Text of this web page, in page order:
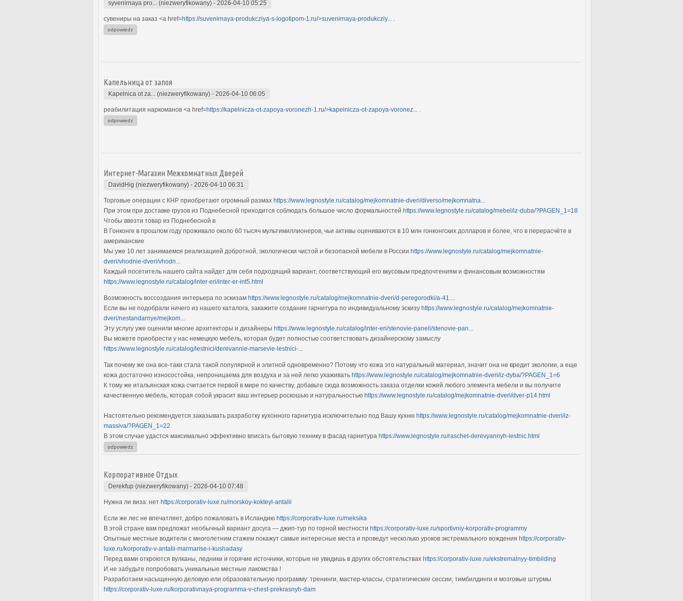
syvenirnaya pro... (niezweryfikowany) - 2026-04-10 05:25
сувениры на заказ <a href=https://suvenirnaya-produkcziya-s-logotipom-1.ru/>suvenirnaya-produkcziy...
odpowiedz
Капельница от запоя
Kapelnica ot za... (niezweryfikowany) - 2026-04-10 06:05
реабилитация наркоманов <a href=https://kapelnicza-ot-zapoya-voronezh-1.ru/>kapelnicza-ot-zapoya-voronez...
odpowiedz
Интернет-Магазин Межкомнатных Дверей
DavidHig (niezweryfikowany) - 2026-04-10 06:31
Торговые операции с КНР приобретают огромный размах https://www.legnostyle.ru/catalog/mejkomnatnie-dveri/diverso/mejkomnatna...
При этом при доставке грузов из Поднебесной приходится соблюдать большое число формальностей https://www.legnostyle.ru/catalog/mebel/iz-duba/?PAGEN_1=18
Чтобы ввезти товар из Поднебесной в
В Гонконге в прошлом году проживало около 60 тысяч мультимиллионеров, чьи активы оцениваются в 10 млн гонконгских долларов и более, что в перерасчёте в
американские
Мы уже 10 лет занимаемся реализацией добротной, экологически чистой и безопасной мебели в России https://www.legnostyle.ru/catalog/mejkomnatnie-
dveri/vhodnie-dveri/vhodn...
Каждый посетитель нашего сайта найдет для себя подходящий вариант, соответствующий его вкусовым предпочтениям и финансовым возможностям
https://www.legnostyle.ru/catalog/inter-eri/inter-er-int5.html
Возможность воссоздания интерьера по эскизам https://www.legnostyle.ru/catalog/mejkomnatnie-dveri/d-peregorodki/a-41....
Если вы не подобрали ничего из нашего каталога, закажите создание гарнитура по индивидуальному эскизу https://www.legnostyle.ru/catalog/mejkomnatnie-
dveri/nestandarnye/mejkom...
Эту услугу уже оценили многие архитекторы и дизайнеры https://www.legnostyle.ru/catalog/inter-eri/stenovie-paneli/stenovie-pan...
Вы можете приобрести у нас немецкую мебель, которая будет полностью соответствовать дизайнерскому замыслу
https://www.legnostyle.ru/catalog/lestnici/derevannie-marsevie-lestnici-...
Так почему же она все-таки стала такой популярной и элитной одновременно? Потому что кожа это натуральный материал, значит она не вредит экологии, а еще
кожа достаточно износостойка, непроницаема для воздуха и за ней легко ухаживать https://www.legnostyle.ru/catalog/mejkomnatnie-dveri/iz-dyba/?PAGEN_1=6
К тому же итальянская кожа считается первой в мире по качеству, добавьте сюда возможность заказа отделки кожей любого элемента мебели и вы получите
качественную мебель, которая собой украсит ваш интерьер роскошью и натуральностью https://www.legnostyle.ru/catalog/mejkomnatnie-dveri/dver-p14.html
Настоятельно рекомендуется заказывать разработку кухонного гарнитура исключительно под Вашу кухню https://www.legnostyle.ru/catalog/mejkomnatnie-dveri/iz-
massiva/?PAGEN_1=22
В этом случае удастся максимально эффективно вписать бытовую технику в фасад гарнитура https://www.legnostyle.ru/raschet-derevyannyh-lestnic.html
odpowiedz
Корпоративное Отдых
Derekfup (niezweryfikowany) - 2026-04-10 07:48
Нужна ли виза: нет https://corporativ-luxe.ru/morskoy-kokteyl-antalii
Если же лес не впечатляет, добро пожаловать в Исландию https://corporativ-luxe.ru/meksika
В этой стране вам предложат необычный вариант досуга — джип-тур по горной местности https://corporativ-luxe.ru/sportivniy-korporativ-programmy
Опытные местные водители с многолетним стажем покажут самые интересные места и проведут несколько уроков экстремального вождения https://corporativ-
luxe.ru/korporativ-v-antalii-marmarise-i-kushadasy
Перед вами откроются вулканы, ледники и горячие источники, которые не увидишь в других обстоятельствах https://corporativ-luxe.ru/ekstremalnyy-timbilding
И не забудьте попробовать уникальные местные лакомства !
Разработаем насыщенную деловую или образовательную программу: тренинги, мастер-классы, стратегические сессии, тимбилдинги и мозговые штурмы
https://corporativ-luxe.ru/korporativnaya-programma-v-chest-prekrasnyh-dam